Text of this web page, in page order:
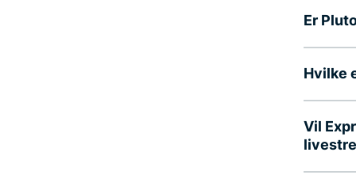
Er
Hvilke
Vil